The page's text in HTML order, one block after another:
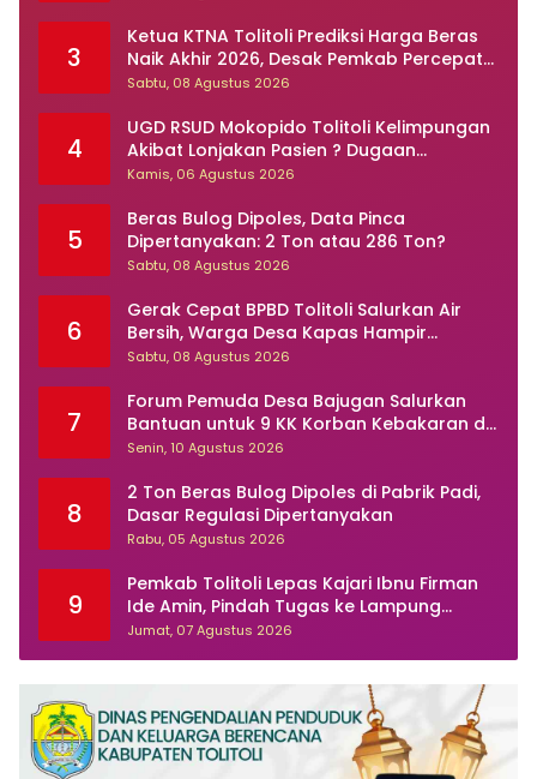
3
Ketua KTNA Tolitoli Prediksi Harga Beras
Naik Akhir 2026, Desak Pemkab Percepat
Perbaikan Irigasi
Sabtu, 08 Agustus 2026
4
UGD RSUD Mokopido Tolitoli Kelimpungan
Akibat Lonjakan Pasien ? Dugaan
Peningkatan Kasus Diare dan Muntaber
Kamis, 06 Agustus 2026
5
Beras Bulog Dipoles, Data Pinca
Dipertanyakan: 2 Ton atau 286 Ton?
Sabtu, 08 Agustus 2026
6
Gerak Cepat BPBD Tolitoli Salurkan Air
Bersih, Warga Desa Kapas Hampir
Sebulan Dilanda Kekeringan
Sabtu, 08 Agustus 2026
7
Forum Pemuda Desa Bajugan Salurkan
Bantuan untuk 9 KK Korban Kebakaran di
Kilo 1 Sidoarjo
Senin, 10 Agustus 2026
8
2 Ton Beras Bulog Dipoles di Pabrik Padi,
Dasar Regulasi Dipertanyakan
Rabu, 05 Agustus 2026
9
Pemkab Tolitoli Lepas Kajari Ibnu Firman
Ide Amin, Pindah Tugas ke Lampung
Selatan
Jumat, 07 Agustus 2026